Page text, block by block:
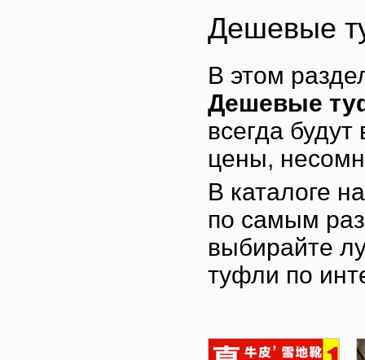
Дешевые
В этом
Дешевые
всегда
цены,
В каталоге
по самым
выбирайте
туфли по